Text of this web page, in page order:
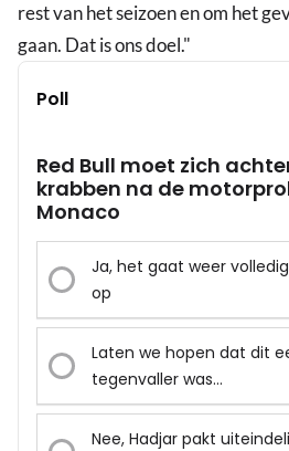
rest van het seizoen en om het
gaan. Dat is ons doel."
Poll
Red Bull moet zich
krabben na de
Monaco
Ja, het gaat weer
op
Laten we hopen dat dit
tegenvaller was…
Nee, Hadjar pakt